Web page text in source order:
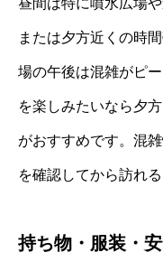
または夕方近くの時
場の午後は混雑がピ
を楽しみたいなら夕
がおすすめです。混
を確認してから訪れる
持ち物・服装・